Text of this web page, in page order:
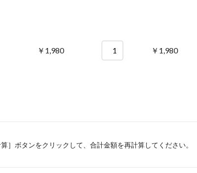
￥1,980 ￥1,980
］ボタンをクリックして、合計金額を再計算してください。